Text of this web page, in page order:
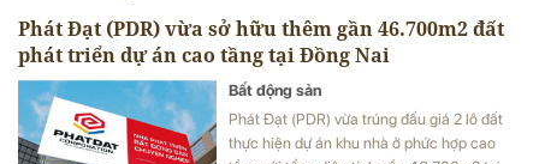
Phát Đạt (PDR) vừa sở hữu thêm gần 46.700m2 đất
phát triển dự án cao tầng tại Đồng Nai
Bất động sản
Phát Đạt (PDR) vừa trúng đấu giá 2 lô đất
thực hiện dự án khu nhà ở phức hợp cao